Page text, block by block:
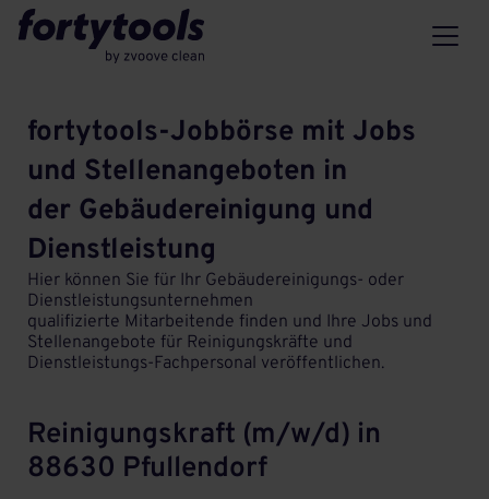
fortytools-Jobbörse mit Jobs
und Stellenangeboten in
der Gebäudereinigung und
Dienstleistung
Hier können Sie für Ihr Gebäudereinigungs- oder
Dienstleistungsunternehmen
qualifizierte Mitarbeitende finden und Ihre Jobs und
Stellenangebote für Reinigungskräfte und
Dienstleistungs-Fachpersonal veröffentlichen.
Reinigungskraft (m/w/d) in
88630 Pfullendorf